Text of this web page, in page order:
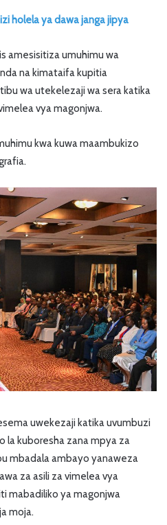
holela ya dawa janga jipya
amesisitiza umuhimu wa
na kimataifa kupitia
wa utekelezaji wa sera katika
vya magonjwa.
kwa kuwa maambukizo
uwekezaji katika uvumbuzi
la kuboresha zana mpya za
mbadala ambayo yanaweza
za asili za vimelea vya
mabadiliko ya magonjwa
moja.